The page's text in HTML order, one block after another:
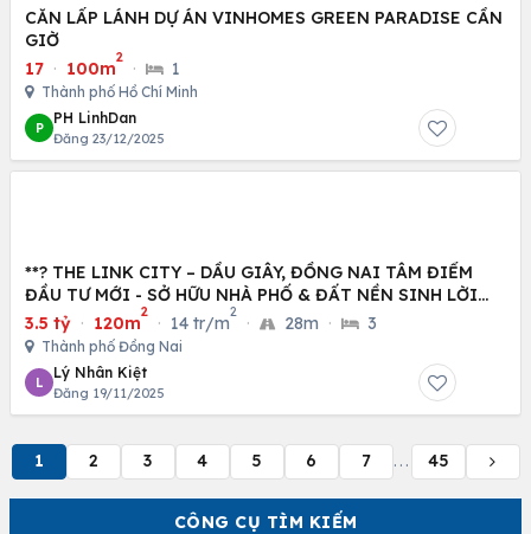
CÔNG CỤ TÌM KIẾM
CĂN LẤP LÁNH DỰ ÁN VINHOMES GREEN PARADISE CẦN
GIỜ
17 · 100m
2
· 1
Thành phố Hồ Chí Minh
P
PH LinhDan
Đăng 23/12/2025
**? THE LINK CITY – DẦU GIÂY, ĐỒNG NAI TÂM ĐIỂM
ĐẦU TƯ MỚI - SỞ HỮU NHÀ PHỐ & ĐẤT NỀN SINH LỜI
CAO
3.5 tỷ · 120m
2
· 14 tr/m
2
· 28m · 3
Thành phố Đồng Nai
L
Lý Nhân Kiệt
Đăng 19/11/2025
1 2 3 4 5 6 7 ... 45